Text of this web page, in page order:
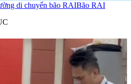
di chuyển bão RAIBão RAI